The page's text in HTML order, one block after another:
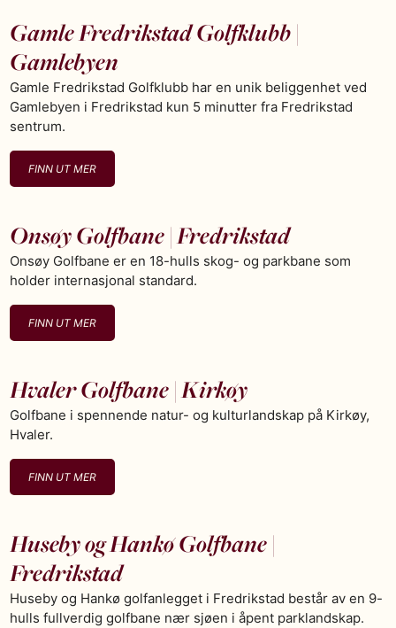
Gamle Fredrikstad Golfklubb |
Gamlebyen
Gamle Fredrikstad Golfklubb har en unik beliggenhet ved
Gamlebyen i Fredrikstad kun 5 minutter fra Fredrikstad
sentrum.
FINN UT MER
Onsøy Golfbane | Fredrikstad
Onsøy Golfbane er en 18-hulls skog- og parkbane som
holder internasjonal standard.
FINN UT MER
Hvaler Golfbane | Kirkøy
Golfbane i spennende natur- og kulturlandskap på Kirkøy,
Hvaler.
FINN UT MER
Huseby og Hankø Golfbane |
Fredrikstad
Huseby og Hankø golfanlegget i Fredrikstad består av en 9-
hulls fullverdig golfbane nær sjøen i åpent parklandskap.